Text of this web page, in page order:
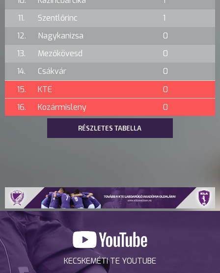
11.
Szentlőrinc
1
12.
Nagykanizsa
0
13.
Mezőkövesd
0
14.
Csákvár
0
15.
KTE
0
16.
Kozármisleny 0
RÉSZLETES TABELLA
KECSKEMÉTI TE YOUTUBE